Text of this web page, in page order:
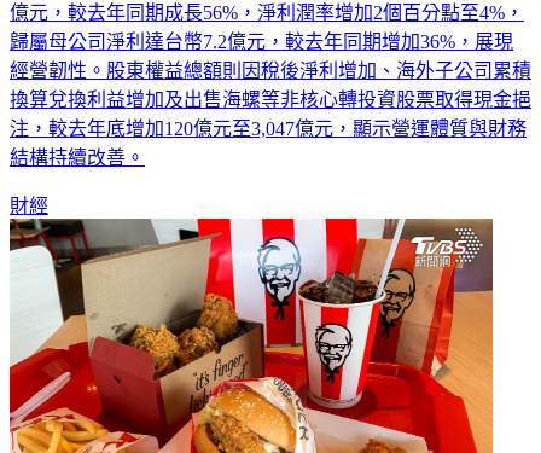
億元，較去年同期成長56%，淨利潤率增加2個百分點至4%，
歸屬母公司淨利達台幣7.2億元，較去年同期增加36%，展現
經營韌性。股東權益總額則因稅後淨利增加、海外子公司累積
換算兌換利益增加及出售海螺等非核心轉投資股票取得現金挹
注，較去年底增加120億元至3,047億元，顯示營運體質與財務
結構持續改善。
財經